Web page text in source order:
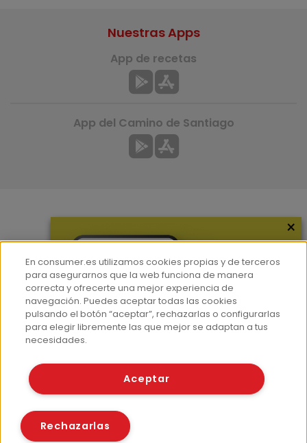
Hemeroteca
Contacto
Prensa
Corpus Lingüístico Consumer
Nuestras Apps
App de recetas
App del Camino de Santiago
© Fundación EROSKI
Políticas de cookies
×
En consumer.es utilizamos cookies propias y de terceros
para asegurarnos que la web funciona de manera
correcta y ofrecerte una mejor experiencia de
navegación. Puedes aceptar todas las cookies
pulsando el botón “aceptar”, rechazarlas o configurarlas
para elegir libremente las que mejor se adaptan a tus
necesidades.
Aceptar
Rechazarlas